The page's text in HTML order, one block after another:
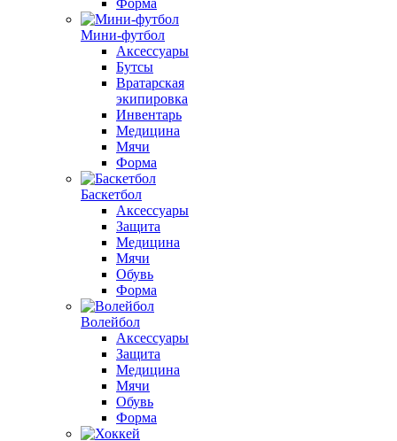
Форма
Мини-футбол
Аксессуары
Бутсы
Вратарская
экипировка
Инвентарь
Медицина
Мячи
Форма
Баскетбол
Аксессуары
Защита
Медицина
Мячи
Обувь
Форма
Волейбол
Аксессуары
Защита
Медицина
Мячи
Обувь
Форма